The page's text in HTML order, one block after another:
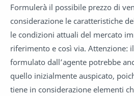
Formulerà il possibile prezzo di
considerazione le caratteristiche
le condizioni attuali del mercato
riferimento e così via. Attenzione:
formulato dall’agente potrebbe
quello inizialmente auspicato,
tiene in considerazione elementi